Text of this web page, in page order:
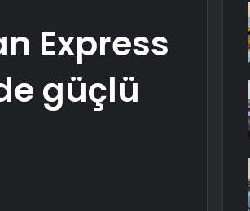
Express
güçlü